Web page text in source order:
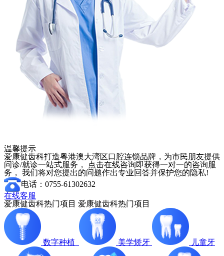
温馨提示
爱康健齿科打造粤港澳大湾区口腔连锁品牌，为市民朋友提供
问诊/就诊一站式服务， 点击在线咨询即获得一对一的咨询服
务， 我们将对您提出的问题作出专业回答并保护您的隐私!
电话：0755-61302632
在线客服
爱康健齿科热门项目 爱康健齿科热门项目
数字种植 美学矫牙 儿童牙